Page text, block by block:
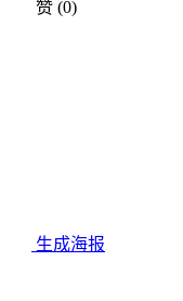
赞 (0)
生成海报